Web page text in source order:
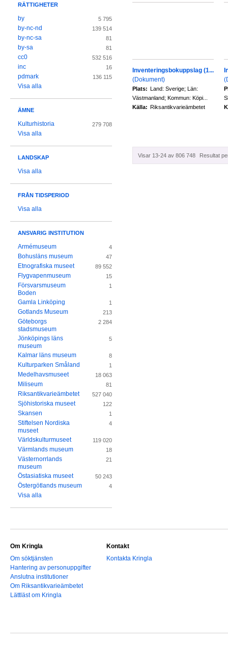
Inventeringsbokuppslag (1...
(Dokument)
Plats: Land: Sverige; Län:
Västmanland; Kommun: Köpi...
Källa: Riksantikvarieämbetet
Visar 13-24 av 806 748 Resultat
RÄTTIGHETER
by 5 795
by-nc-nd 139 514
by-nc-sa 81
by-sa 81
cc0 532 516
inc 16
pdmark 136 115
Visa alla
ÄMNE
Kulturhistoria 279 708
Visa alla
LANDSKAP
Visa alla
FRÅN TIDSPERIOD
Visa alla
ANSVARIG INSTITUTION
Armémuseum 4
Bohusläns museum 47
Etnografiska museet 89 552
Flygvapenmuseum 15
Försvarsmuseum
Boden
1
Gamla Linköping 1
Gotlands Museum 213
Göteborgs
stadsmuseum
2 284
Jönköpings läns
museum
5
Kalmar läns museum 8
Kulturparken Småland 1
Medelhavsmuseet 18 063
Miliseum 81
Riksantikvarieämbetet 527 040
Sjöhistoriska museet 122
Skansen 1
Stiftelsen Nordiska
museet
4
Världskulturmuseet 119 020
Värmlands museum 18
Västernorrlands
museum
21
Östasiatiska museet 50 243
Östergötlands museum 4
Visa alla
Om Kringla
Om söktjänsten
Hantering av personuppgifter
Anslutna institutioner
Om Riksantikvarieämbetet
Lättläst om Kringla
Kontakt
Kontakta Kringla